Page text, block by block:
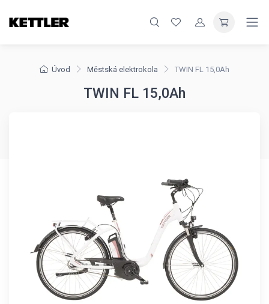
Úvod Městská elektrokola TWIN FL 15,0Ah
TWIN FL 15,0Ah